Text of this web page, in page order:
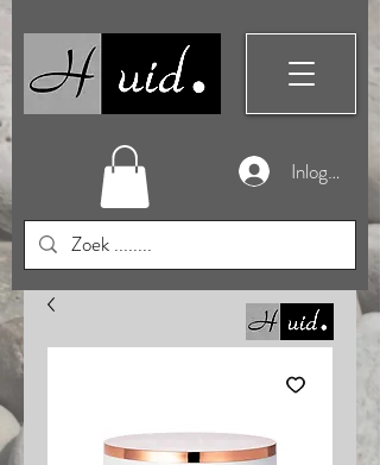
Inloggen